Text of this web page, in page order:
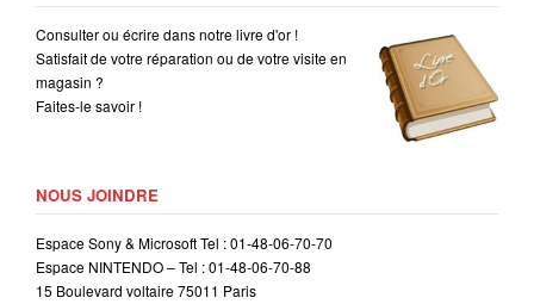
Consulter ou écrire dans notre livre d'or !
Satisfait de votre réparation ou de votre visite en
magasin ?
Faites-le savoir !
NOUS JOINDRE
Espace Sony & Microsoft Tel : 01-48-06-70-70
Espace NINTENDO – Tel : 01-48-06-70-88
15 Boulevard voltaire 75011 Paris